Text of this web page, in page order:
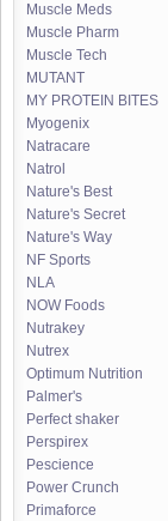
Muscle Meds
Muscle Pharm
Muscle Tech
MUTANT
MY PROTEIN BITES
Myogenix
Natracare
Natrol
Nature's Best
Nature's Secret
Nature's Way
NF Sports
NLA
NOW Foods
Nutrakey
Nutrex
Optimum Nutrition
Palmer's
Perfect shaker
Perspirex
Pescience
Power Crunch
Primaforce